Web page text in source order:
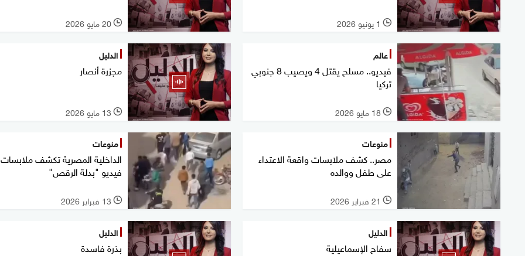
l 1 يونيو 2026 l 20 مايو 2026
عالم
فيديو.. مسلح يقتل 4 ويصيب 8 جنوبي
تركيا
l 18 مايو 2026
الدليل
مجزرة أنصار
l 13 مايو 2026
منوعات
مصر.. كشف ملابسات واقعة الاعتداء
على طفل ووالده
l 21 فبراير 2026
منوعات
الداخلية المصرية تكشف ملابسات
فيديو "بدلة الرقص"
l 13 فبراير 2026
الدليل
سفاح الإسماعيلية
الدليل
بذرة فاسدة